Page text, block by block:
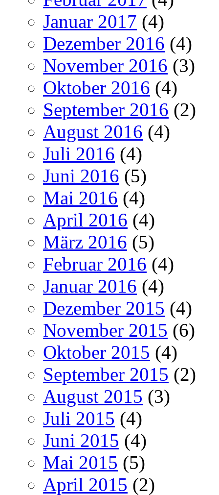
Januar 2017 (4)
Dezember 2016 (4)
November 2016 (3)
Oktober 2016 (4)
September 2016 (2)
August 2016 (4)
Juli 2016 (4)
Juni 2016 (5)
Mai 2016 (4)
April 2016 (4)
März 2016 (5)
Februar 2016 (4)
Januar 2016 (4)
Dezember 2015 (4)
November 2015 (6)
Oktober 2015 (4)
September 2015 (2)
August 2015 (3)
Juli 2015 (4)
Juni 2015 (4)
Mai 2015 (5)
April 2015 (2)